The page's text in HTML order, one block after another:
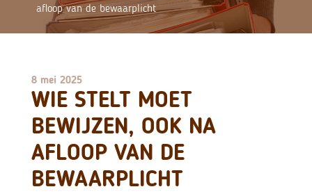
afloop van de bewaarplicht
8 mei 2025
WIE STELT MOET
BEWIJZEN, OOK NA
AFLOOP VAN DE
BEWAARPLICHT